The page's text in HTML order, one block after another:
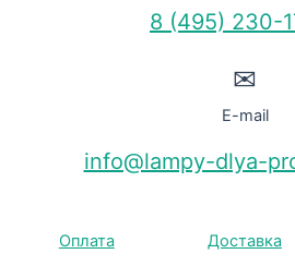
8 (495) 230-
✉
E-mail
info@lampy-dlya-
Оплата Доставка